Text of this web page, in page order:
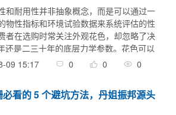
和耐用性并非抽象概念，而是可以通过一
物性指标和环境试验数据来系统评估的性
者在选购时常关注外观花色，却忽略了决
还是二三十年的底层力学参数。花色可以
的稳定性一旦出现问题，整柜更换的成
09 15:17 0 0 0
看的 5 个避坑方法，丹姐振邦源头